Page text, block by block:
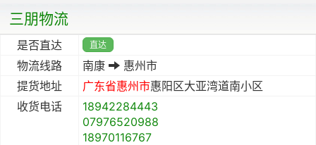
三朋物流
是否直达 直达
物流线路 南康
惠州市
提货地址
广东省惠州市惠阳区大亚湾道南小区
收货电话
18942284443
07976520988
18970116767